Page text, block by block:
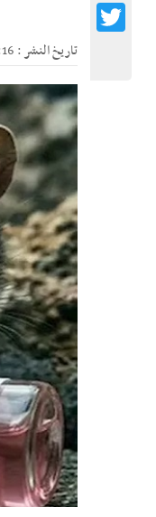
تاريخ النشر : 16:16 - 2026/05/14
Twitter